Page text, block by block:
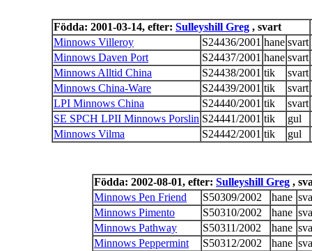
Födda: 2001-03-14, efter: Sulleyshill Greg , svart
Minnows Villeroy
S24436/2001 hane svart
Minnows Daven Port
S24437/2001 hane svart
Minnows Alltid China
S24438/2001 tik svart
Minnows China-Ware
S24439/2001 tik
svart
LPI Minnows China
S24440/2001 tik svart
SE SPCH LPII Minnows Porslin S24441/2001 tik gul
Minnows Vilma
S24442/2001 tik gul
Födda: 2002-08-01, efter: Sulleyshill Greg ,
Minnows Pen Friend
S50309/2002 hane
Minnows Pimento
S50310/2002 hane
Minnows Pathway
S50311/2002 hane
Minnows Peppermint
S50312/2002 hane